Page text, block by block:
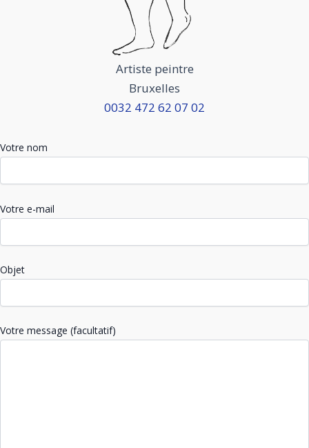
Artiste peintre
Bruxelles
0032 472 62 07 02
Votre nom
Votre e-mail
Objet
Votre message (facultatif)